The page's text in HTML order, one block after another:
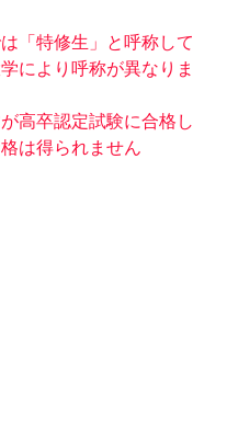
「特修生」と呼称して
により呼称が異なりま
高卒認定試験に合格し
は得られません